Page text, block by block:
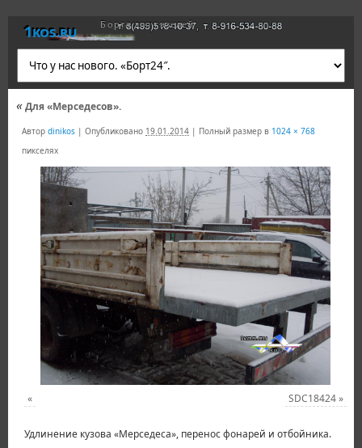
1kos.ru Борта для газелей
«Для «Мерседесов».
Автор dinikos | Опубликовано 19.01.2014 | Полный размер в 1024 × 768
пикселях
« SDC18424»
Удлинение кузова «Мерседеса», перенос фонарей и отбойника.